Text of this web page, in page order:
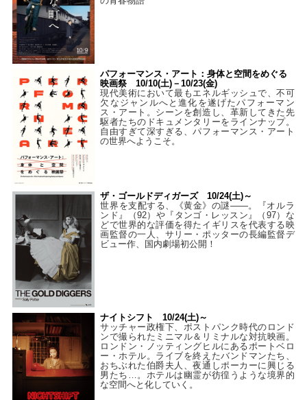
パフォーマンス・アート：身体と空間をめぐる
映画祭 10/10(土)－10/23(金)
現代美術において最もエネルギッシュで、不可
欠なジャンルへと進化を遂げたパフォーマン
ス・アート。シーンを創造し、革新してきた先
駆者たちのドキュメンタリーをラインナップ。
自由すぎて深すぎる、パフォーマンス・アート
の世界へようこそ。
ザ・ゴールドディガーズ 10/24(土)～
世界を支配する、《黄金》の謎――。『オルラ
ンド』（92）や『タンゴ・レッスン』（97）な
どで世界的な評価を得たイギリスを代表する映
画監督の一人、サリー・ポッターの長編監督デ
ビュー作、国内劇場初公開！
ナイトシフト 10/24(土)～
サッチャー政権下、ポストパンク時代のロンド
ンで撮られたミニマル＆リミナルな対抗映画。
ロンドン・ノッティングヒルにあるポートベロ
ー・ホテル。ライブを終えたバンドマンたち、
おちぶれた伯爵夫人、夜通しポーカーに興じる
男たち…。ホテルは幽霊が彷徨うような境界的
な空間へと化していく。